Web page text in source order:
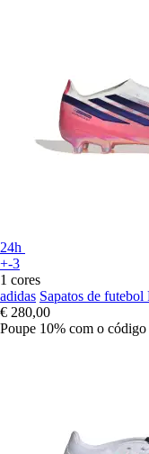
24h
+-3
1 cores
adidas Sapatos de
€ 280,00
Poupe 10% com o código